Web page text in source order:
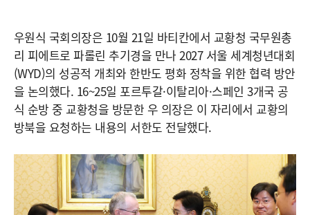
우원식 국회의장은 10월 21일 바티칸에서 교황청 국무원총
리 피에트로 파롤린 추기경을 만나 2027 서울 세계청년대회
(WYD)의 성공적 개최와 한반도 평화 정착을 위한 협력 방안
을 논의했다. 16~25일 포르투갈·이탈리아·스페인 3개국 공
식 순방 중 교황청을 방문한 우 의장은 이 자리에서 교황의
방북을 요청하는 내용의 서한도 전달했다.